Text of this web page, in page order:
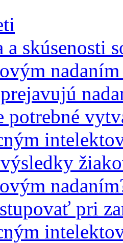
a skúsenosti
potrebné
pri